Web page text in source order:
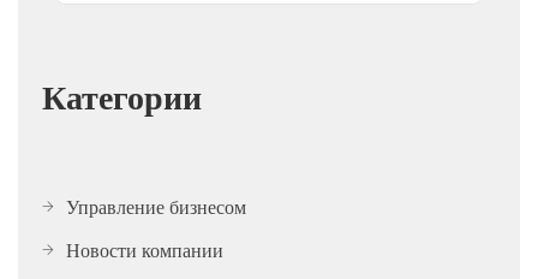
Категории
Управление бизнесом
Новости компании